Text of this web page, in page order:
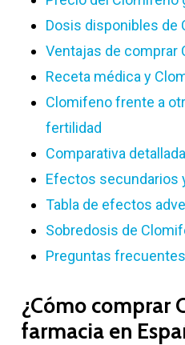
Dosis disponibles de
Ventajas de comprar
Receta médica y
Clomifeno frente a
fertilidad
Comparativa
Efectos secundarios
Tabla de efectos
Sobredosis de
Preguntas
¿Cómo comprar
farmacia en